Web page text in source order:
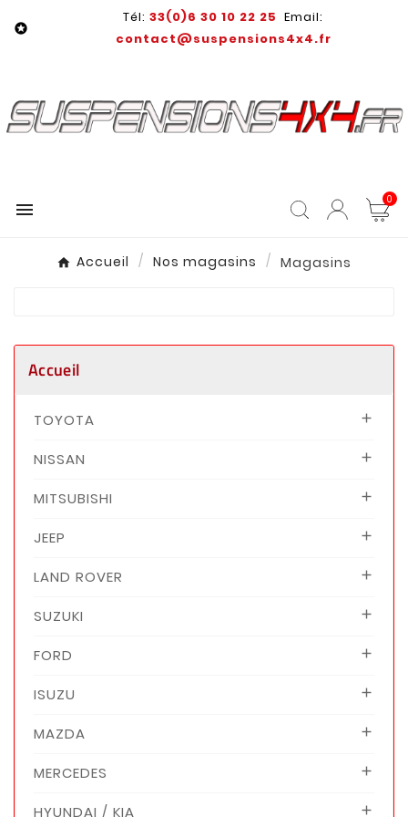

Tél: 33(0)6 30 10 22 25 Email:
contact@suspensions4x4.fr
 0
Accueil Nos magasins Magasins
Accueil
TOYOTA 
NISSAN 
MITSUBISHI 
JEEP 
LAND ROVER 
SUZUKI 
FORD 
ISUZU 
MAZDA 
MERCEDES 
HYUNDAI / KIA 